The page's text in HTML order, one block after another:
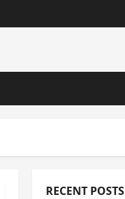
RECENT POSTS